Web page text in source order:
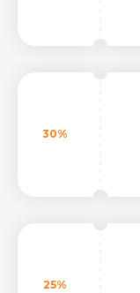
30%
25%